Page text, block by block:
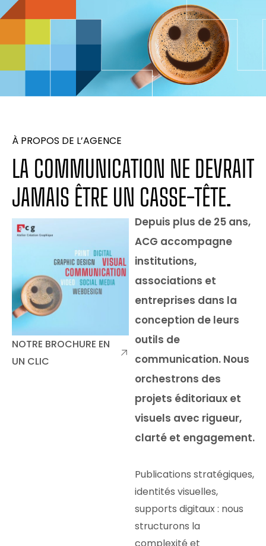
À PROPOS DE L’AGENCE
LA COMMUNICATION NE DEVRAIT
JAMAIS ÊTRE UN CASSE-TÊTE.
NOTRE BROCHURE EN
UN CLIC
Depuis plus de 25 ans,
ACG accompagne
institutions,
associations et
entreprises dans la
conception de leurs
outils de
communication. Nous
orchestrons des
projets éditoriaux et
visuels avec rigueur,
clarté et engagement.
Publications stratégiques,
identités visuelles,
supports digitaux : nous
structurons la